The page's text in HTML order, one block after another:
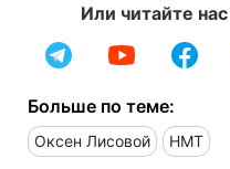
Или читайте
Больше по теме:
Оксен Лисовой НМТ